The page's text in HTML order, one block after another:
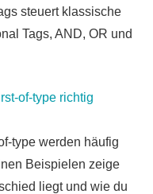
steuert klassische
Tags, AND, OR und
of-type richtig
type werden häufig
Beispielen zeige
liegt und wie du